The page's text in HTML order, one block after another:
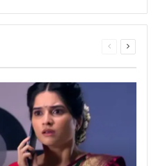
Previous
Next